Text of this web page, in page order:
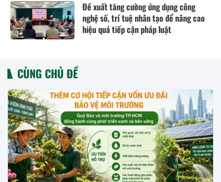
Đề xuất tăng cường ứng dụng công
nghệ số, trí tuệ nhân tạo để nâng cao
hiệu quả tiếp cận pháp luật
CÙNG CHỦ ĐỀ